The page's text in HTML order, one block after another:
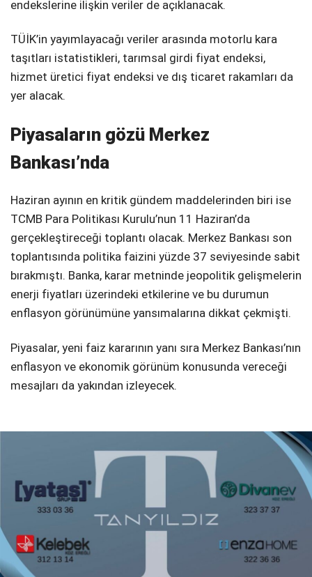
endekslerine ilişkin veriler de açıklanacak.
TÜİK’in yayımlayacağı veriler arasında motorlu kara
taşıtları istatistikleri, tarımsal girdi fiyat endeksi,
hizmet üretici fiyat endeksi ve dış ticaret rakamları da
yer alacak.
Piyasaların gözü Merkez
Bankası’nda
Haziran ayının en kritik gündem maddelerinden biri ise
TCMB Para Politikası Kurulu’nun 11 Haziran’da
gerçekleştireceği toplantı olacak. Merkez Bankası son
toplantısında politika faizini yüzde 37 seviyesinde sabit
bırakmıştı. Banka, karar metninde jeopolitik gelişmelerin
enerji fiyatları üzerindeki etkilerine ve bu durumun
enflasyon görünümüne yansımalarına dikkat çekmişti.
Piyasalar, yeni faiz kararının yanı sıra Merkez Bankası’nın
enflasyon ve ekonomik görünüm konusunda vereceği
mesajları da yakından izleyecek.